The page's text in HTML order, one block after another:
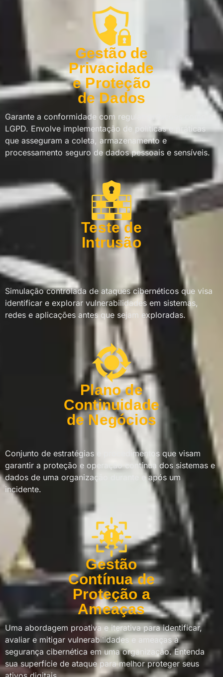
Gestão de
Privacidade
e Proteção
de Dados
Garante a conformidade com regulamentações como a
LGPD. Envolve implementação de políticas e práticas
que asseguram a coleta, armazenamento e
processamento seguro de dados pessoais e sensíveis.
Teste de
Intrusão
Simulação controlada de ataques cibernéticos que visa
identificar e explorar vulnerabilidades em sistemas,
redes e aplicações antes que sejam exploradas.
Plano de
Continuidade
de Negócios
Conjunto de estratégias e procedimentos que visam
garantir a proteção e operação contínua dos sistemas e
dados de uma organização durante e após um
incidente.
Gestão
Contínua de
Proteção a
Ameaças
Uma abordagem proativa e iterativa para identificar,
avaliar e mitigar vulnerabilidades e ameaças à
segurança cibernética em uma organização. Entenda
sua superfície de ataque para melhor proteger seus